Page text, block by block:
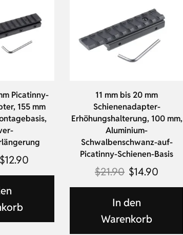
Picatinny-
155 mm
$12.90
11 mm bis 20 mm
Schienenadapter-
Erhöhungshalterung, 100 mm,
Aluminium-
Schwalbenschwanz-auf-
Picatinny-Schienen-Basis
$21.90 $14.90
In den
Warenkorb